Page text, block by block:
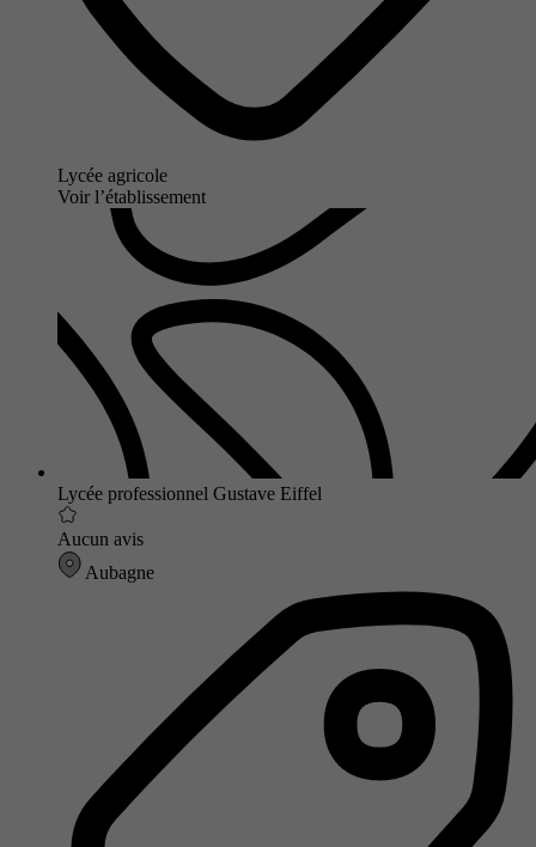
Lycée agricole
Voir l’établissement
Lycée professionnel Gustave Eiffel
Aucun avis
Aubagne